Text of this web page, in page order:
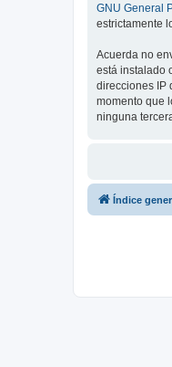
GNU General
estrictamente
Acuerda no
está instalado
direcciones IP
momento que
ninguna
Índice